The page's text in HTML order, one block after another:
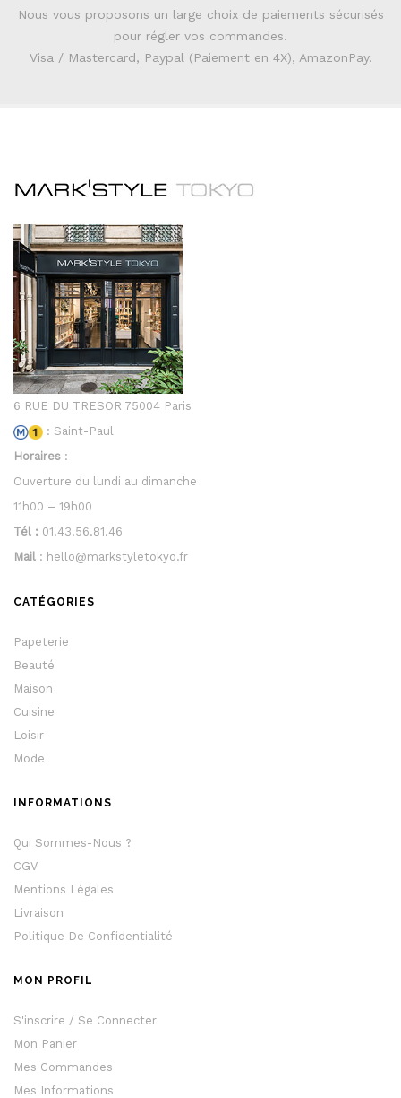
Nous vous proposons un large choix de paiements sécurisés
pour régler vos commandes.
Visa / Mastercard, Paypal (Paiement en 4X), AmazonPay.
6 RUE DU TRESOR 75004 Paris
: Saint-Paul
Horaires :
Ouverture du lundi au dimanche
11h00 – 19h00
Tél : 01.43.56.81.46
Mail : hello@markstyletokyo.fr
CATÉGORIES
Papeterie
Beauté
Maison
Cuisine
Loisir
Mode
INFORMATIONS
Qui Sommes-Nous ?
CGV
Mentions Légales
Livraison
Politique De Confidentialité
MON PROFIL
S'inscrire / Se Connecter
Mon Panier
Mes Commandes
Mes Informations